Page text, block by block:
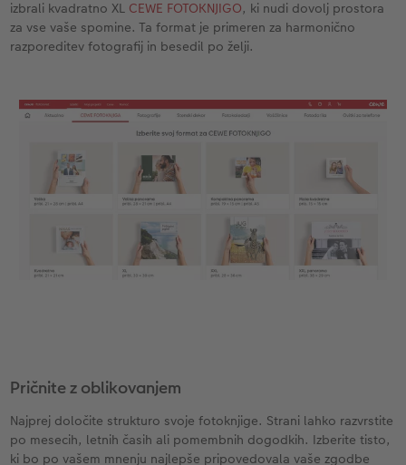
CEWE TAKOJŠNJI NATIS FOTOGRAFIJ
Takojšnja nalepka
Foto kolaži
Fototrak
XXL Retro fotografija
izbrali kvadratno XL CEWE FOTOKNJIGO, ki nudi dovolj prostora
za vse vaše spomine. Ta format je primeren za harmonično
razporeditev fotografij in besedil po želji.
Pričnite z oblikovanjem
Najprej določite strukturo svoje fotoknjige. Strani lahko razvrstite
po mesecih, letnih časih ali pomembnih dogodkih. Izberite tisto,
ki bo po vašem mnenju najlepše pripovedovala vaše zgodbe